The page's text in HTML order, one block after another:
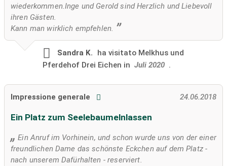
wiederkommen.Inge und Gerold sind Herzlich und Liebevoll
ihren Gästen.
Kann man wirklich empfehlen.
Sandra K. ha visitato Melkhus und
Pferdehof Drei Eichen in Juli 2020 .
Impressione generale 24.06.2018
Ein Platz zum Seelebaumelnlassen
Ein Anruf im Vorhinein, und schon wurde uns von der einer
freundlichen Dame das schönste Eckchen auf dem Platz -
nach unserem Dafürhalten - reserviert.